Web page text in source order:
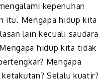
kepenuhan
itu. Mengapa hidup kita
lain kecuali saudara
hidup kita tidak
Mengapa
Selalu kuatir?